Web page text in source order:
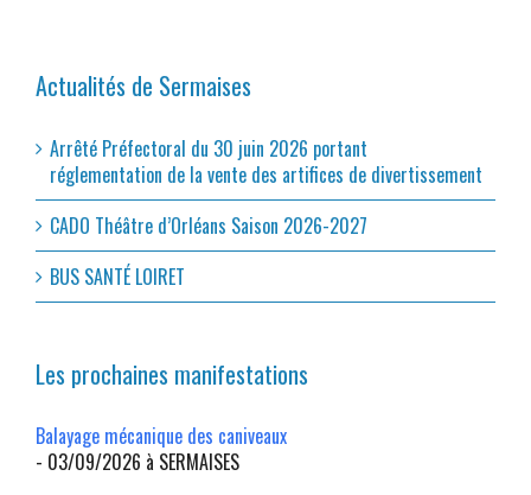
Actualités de Sermaises
Arrêté Préfectoral du 30 juin 2026 portant
réglementation de la vente des artifices de divertissement
CADO Théâtre d’Orléans Saison 2026-2027
BUS SANTÉ LOIRET
Les prochaines manifestations
Balayage mécanique des caniveaux
- 03/09/2026 à SERMAISES